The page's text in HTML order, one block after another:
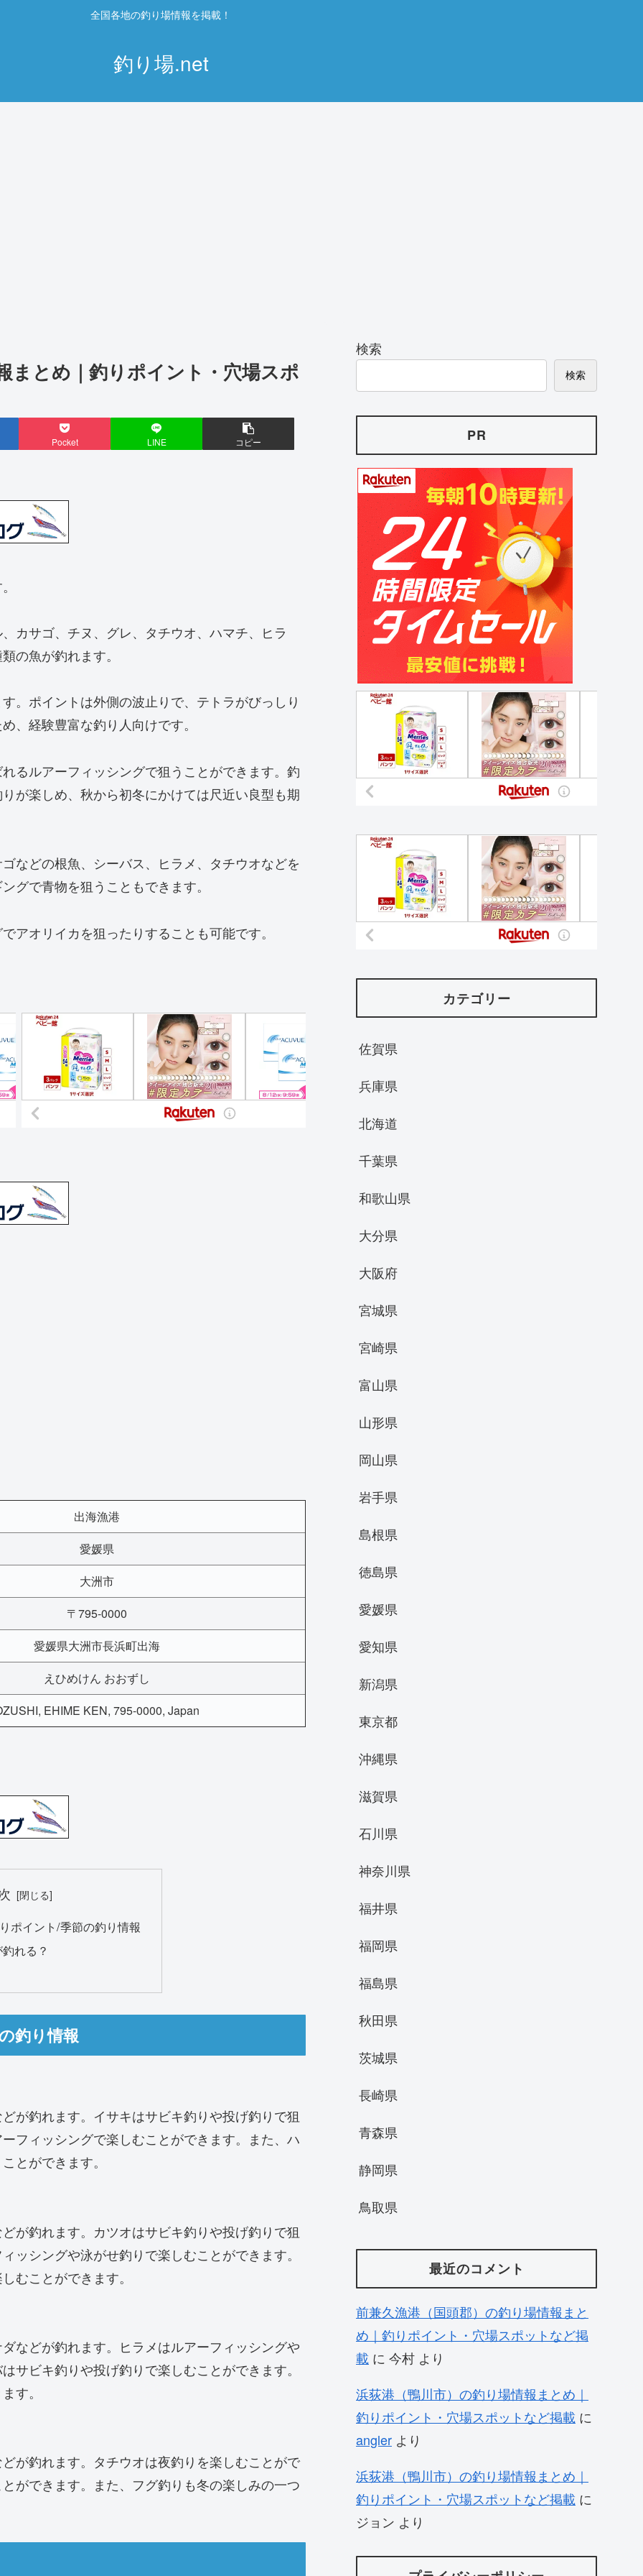
全国各地の釣り場情報を掲載！
釣り場.net
まとめ｜釣りポイント・穴場スポ
Pocket LINE コピー
カサゴ、チヌ、グレ、タチウオ、ハマチ、ヒラ
の魚が釣れます。
。ポイントは外側の波止りで、テトラがびっしり
、経験豊富な釣り人向けです。
るルアーフィッシングで狙うことができます。釣
が楽しめ、秋から初冬にかけては尺近い良型も期
などの根魚、シーバス、ヒラメ、タチウオなどを
グで青物を狙うこともできます。
アオリイカを狙ったりすることも可能です。
出海漁港
愛媛県
大洲市
〒795-0000
愛媛県大洲市長浜町出海
えひめけん おおずし
EHIME KEN, 795-0000, Japan
ポイント/季節の釣り情報
れる？
釣り情報
が釣れます。イサキはサビキ釣りや投げ釣りで狙
フィッシングで楽しむことができます。また、ハ
とができます。
が釣れます。カツオはサビキ釣りや投げ釣りで狙
ッシングや泳がせ釣りで楽しむことができます。
むことができます。
などが釣れます。ヒラメはルアーフィッシングや
サビキ釣りや投げ釣りで楽しむことができます。
す。
が釣れます。タチウオは夜釣りを楽しむことがで
ができます。また、フグ釣りも冬の楽しみの一つ
検索
検索
PR
カテゴリー
佐賀県
兵庫県
北海道
千葉県
和歌山県
大分県
大阪府
宮城県
宮崎県
富山県
山形県
岡山県
岩手県
島根県
徳島県
愛媛県
愛知県
新潟県
東京都
沖縄県
滋賀県
石川県
神奈川県
福井県
福岡県
福島県
秋田県
茨城県
長崎県
青森県
静岡県
鳥取県
最近のコメント
前兼久漁港（国頭郡）の釣り場情報まと
め｜釣りポイント・穴場スポットなど掲
載 に 今村 より
浜荻港（鴨川市）の釣り場情報まとめ｜
釣りポイント・穴場スポットなど掲載 に
angler より
浜荻港（鴨川市）の釣り場情報まとめ｜
釣りポイント・穴場スポットなど掲載 に
ジョン より